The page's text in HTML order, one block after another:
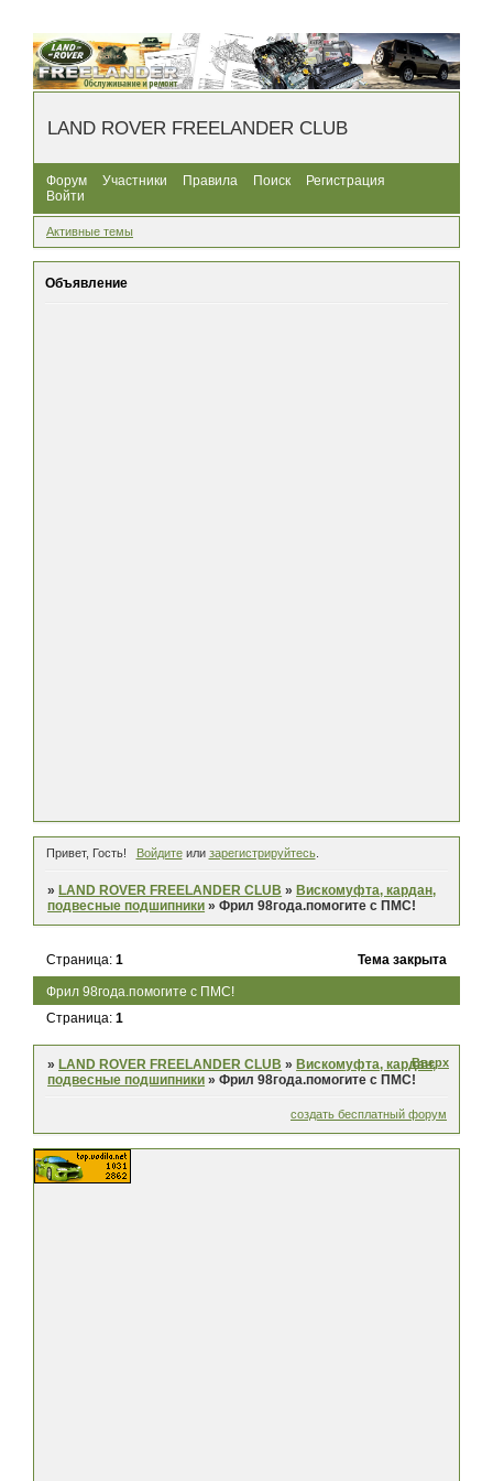
LAND ROVER FREELANDER CLUB
Форум Участники Правила Поиск
Регистрация
Войти
Активные темы
Объявление
Привет, Гость! Войдитеили зарегистрируйтесь.
» LAND ROVER FREELANDER CLUB » Вискомуфта, кардан,
подвесные подшипники »Фрил 98года.помогите с ПМС!
Фрил 98года.помогите с ПМС!
Страница:1 Тема закрыта
Страница:1
»LAND ROVER FREELANDER CLUB »Вискомуфта, кардан,
подвесные подшипники »Фрил 98года.помогите с ПМС!
Вверх
создать бесплатный форум